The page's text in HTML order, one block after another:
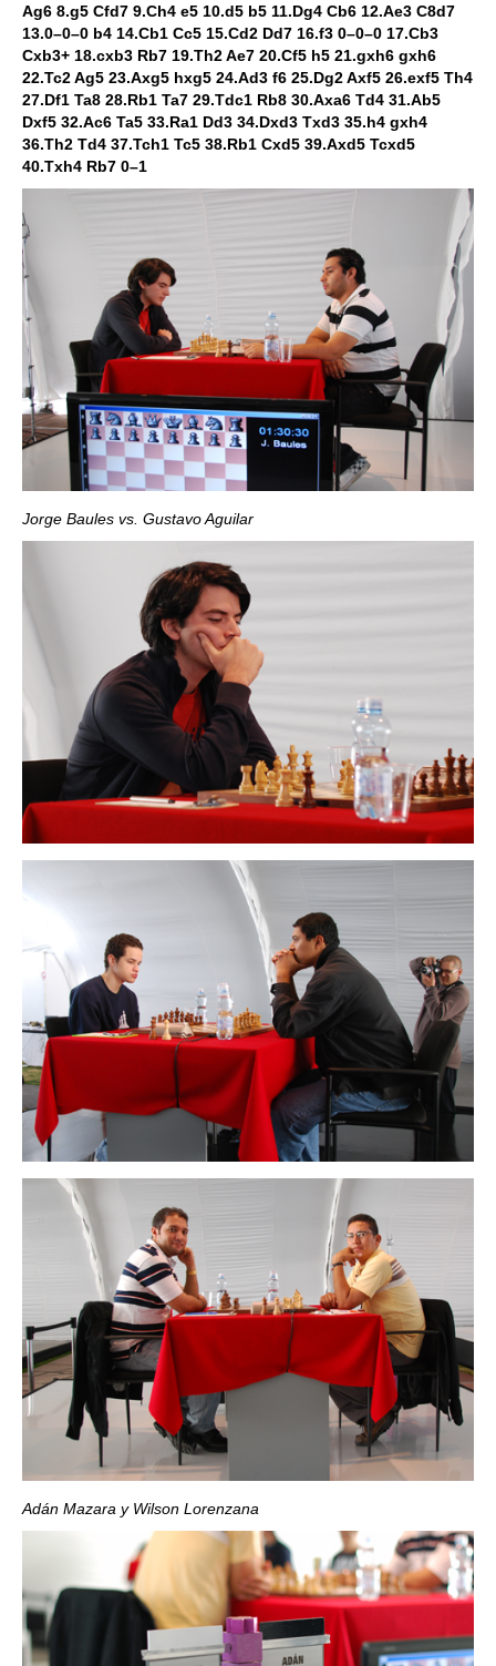
Ag6 8.g5 Cfd7 9.Ch4 e5 10.d5 b5 11.Dg4 Cb6 12.Ae3 C8d7
13.0–0–0 b4 14.Cb1 Cc5 15.Cd2 Dd7 16.f3 0–0–0 17.Cb3
Cxb3+ 18.cxb3 Rb7 19.Th2 Ae7 20.Cf5 h5 21.gxh6 gxh6
22.Tc2 Ag5 23.Axg5 hxg5 24.Ad3 f6 25.Dg2 Axf5 26.exf5 Th4
27.Df1 Ta8 28.Rb1 Ta7 29.Tdc1 Rb8 30.Axa6 Td4 31.Ab5
Dxf5 32.Ac6 Ta5 33.Ra1 Dd3 34.Dxd3 Txd3 35.h4 gxh4
36.Th2 Td4 37.Tch1 Tc5 38.Rb1 Cxd5 39.Axd5 Tcxd5
40.Txh4 Rb7 0–1
Jorge Baules vs. Gustavo Aguilar
Adán Mazara y Wilson Lorenzana